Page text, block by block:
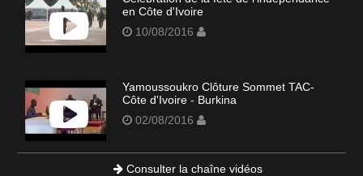
en Côte d'Ivoire
10/08/2016
Yamoussoukro Clôture Sommet TAC-
Côte d'Ivoire - Burkina
02/08/2016
Consulter la chaîne vidéos